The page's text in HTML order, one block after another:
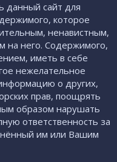
данный сайт для
которое
ненавистным,
на него. Содержимого,
иметь в себе
нежелательное
о других,
прав, поощрять
образом нарушать
ответственность за
им или Вашим